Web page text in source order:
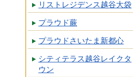
リストレジデンス越谷大袋
プラウド蕨
プラウドさいたま新都心
シティテラス越谷レイクタ
ウン